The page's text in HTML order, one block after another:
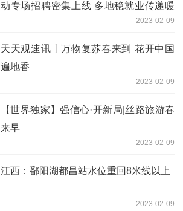
动专场招聘密集上线 多地稳就业传递暖
2023-02-09
天天观速讯丨万物复苏春来到 花开中国
遍地香
2023-02-09
【世界独家】强信心·开新局|丝路旅游春
来早
2023-02-09
江西：鄱阳湖都昌站水位重回8米线以上
2023-02-09